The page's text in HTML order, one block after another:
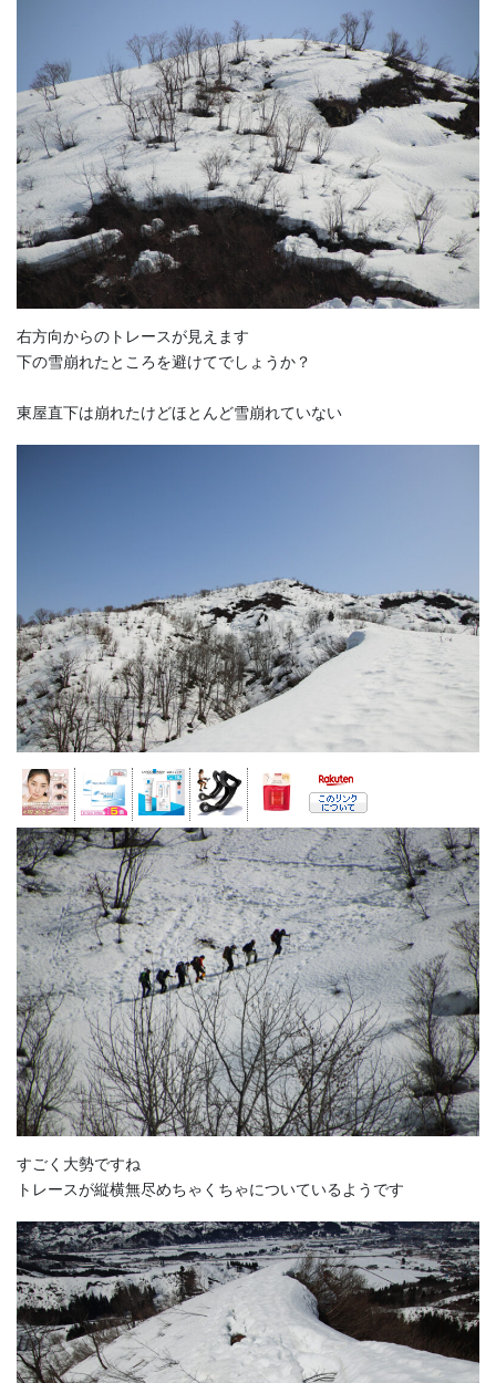
右方向からのトレースが見えます
下の雪崩れたところを避けてでしょうか？
東屋直下は崩れたけどほとんど雪崩れていない
すごく大勢ですね
トレースが縦横無尽めちゃくちゃについているようです